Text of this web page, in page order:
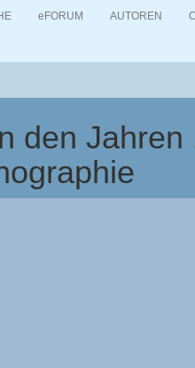
eFORUM AUTOREN
den Jahren